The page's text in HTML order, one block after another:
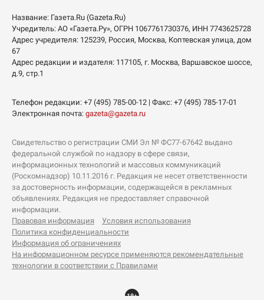
Название: Газета.Ru (Gazeta.Ru)
Учредитель: АО «Газета.Ру», ОГРН 1067761730376, ИНН 7743625728
Адрес учредителя: 125239, Россия, Москва, Коптевская улица, дом
67
Адрес редакции и издателя: 117105, г. Москва, Варшавское шоссе,
д.9, стр.1
Телефон редакции: +7 (495) 785-00-12 | Факс: +7 (495) 785-17-01
Электронная почта: gazeta@gazeta.ru
Свидетельство о регистрации СМИ Эл № ФС77-67642 выдано
федеральной службой по надзору в сфере связи,
информационных технологий и массовых коммуникаций
(Роскомнадзор) 10.11.2016 г. Редакция не несет ответственности
за достоверность информации, содержащейся в рекламных
объявлениях. Редакция не предоставляет справочной
информации.
Правовая информация
Условия использования
Политика конфиденциальности
Информация об ограничениях
На информационном ресурсе применяются рекомендательные
технологии в соответствии с Правилами
18+